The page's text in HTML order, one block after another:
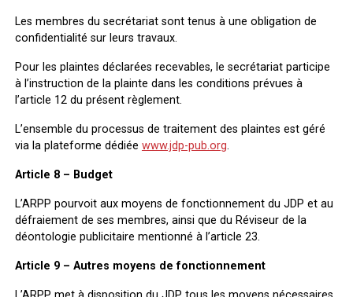
Les membres du secrétariat sont tenus à une obligation de
confidentialité sur leurs travaux.
Pour les plaintes déclarées recevables, le secrétariat participe
à l’instruction de la plainte dans les conditions prévues à
l’article 12 du présent règlement.
L’ensemble du processus de traitement des plaintes est géré
via la plateforme dédiée www.jdp-pub.org.
Article 8 – Budget
L’ARPP pourvoit aux moyens de fonctionnement du JDP et au
défraiement de ses membres, ainsi que du Réviseur de la
déontologie publicitaire mentionné à l’article 23.
Article 9 – Autres moyens de fonctionnement